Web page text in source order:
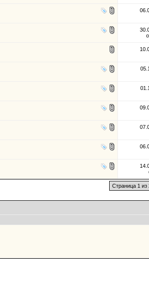
Страница 1 из